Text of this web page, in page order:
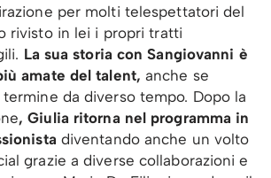
per molti telespettatori del
rivisto in lei i propri tratti
La sua storia con Sangiovanni è
amate del talent, anche se
da diverso tempo. Dopo la
, Giulia ritorna nel programma in
diventando anche un volto
grazie a diverse collaborazioni e